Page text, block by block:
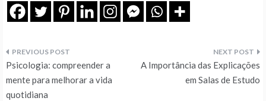
Navegação
de
Psicologia: compreender a
mente para melhorar a vida
quotidiana
A Importância das Explicações
em Salas de Estudo